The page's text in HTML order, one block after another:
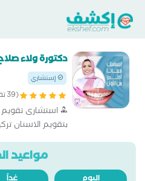
دكتورة ولاء
إستشاري
(39 تقييم)
استشارى تقويم
بتقويم الاسنان
وجراحة الاسنان
مواعيد